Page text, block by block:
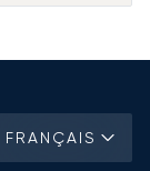
FRANÇAIS